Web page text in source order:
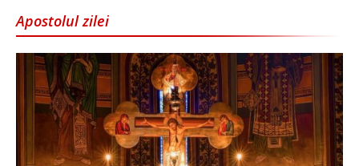
Apostolul zilei